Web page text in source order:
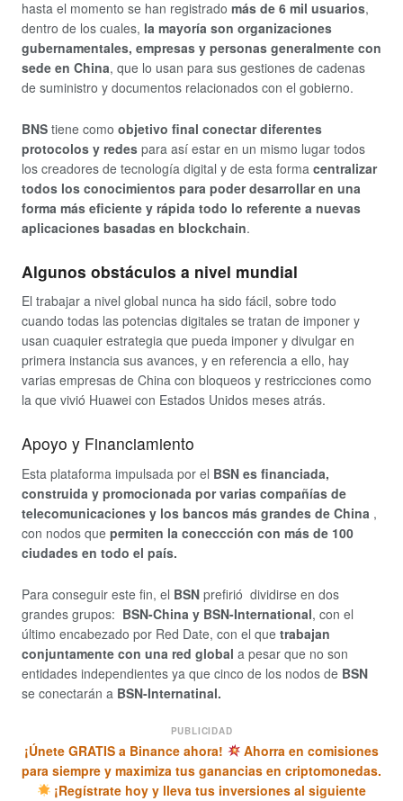
hasta el momento se han registrado más de 6 mil usuarios,
dentro de los cuales, la mayoría son organizaciones
gubernamentales, empresas y personas generalmente con
sede en China, que lo usan para sus gestiones de cadenas
de suministro y documentos relacionados con el gobierno.
BNS tiene como objetivo final conectar diferentes
protocolos y redes para así estar en un mismo lugar todos
los creadores de tecnología digital y de esta forma centralizar
todos los conocimientos para poder desarrollar en una
forma más eficiente y rápida todo lo referente a nuevas
aplicaciones basadas en blockchain.
Algunos obstáculos a nivel mundial
El trabajar a nivel global nunca ha sido fácil, sobre todo
cuando todas las potencias digitales se tratan de imponer y
usan cuaquier estrategia que pueda imponer y divulgar en
primera instancia sus avances, y en referencia a ello, hay
varias empresas de China con bloqueos y restricciones como
la que vivió Huawei con Estados Unidos meses atrás.
Apoyo y Financiamiento
Esta plataforma impulsada por el BSN es financiada,
construida y promocionada por varias compañías de
telecomunicaciones y los bancos más grandes de China ,
con nodos que permiten la coneccción con más de 100
ciudades en todo el país.
Para conseguir este fin, el BSN prefirió dividirse en dos
grandes grupos: BSN-China y BSN-International, con el
último encabezado por Red Date, con el que trabajan
conjuntamente con una red global a pesar que no son
entidades independientes ya que cinco de los nodos de BSN
se conectarán a BSN-Internatinal.
PUBLICIDAD
¡Únete GRATIS a Binance ahora!
Ahorra en comisiones
para siempre y maximiza tus ganancias en criptomonedas.
¡Regístrate hoy y lleva tus inversiones al siguiente